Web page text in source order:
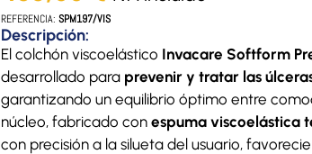
REFERENCIA: SPM197/VIS
Descripción:
El colchón viscoelástico Invacare Softform
desarrollado para prevenir y tratar las
garantizando un equilibrio óptimo entre
núcleo, fabricado con espuma viscoelástica
con precisión a la silueta del usuario,